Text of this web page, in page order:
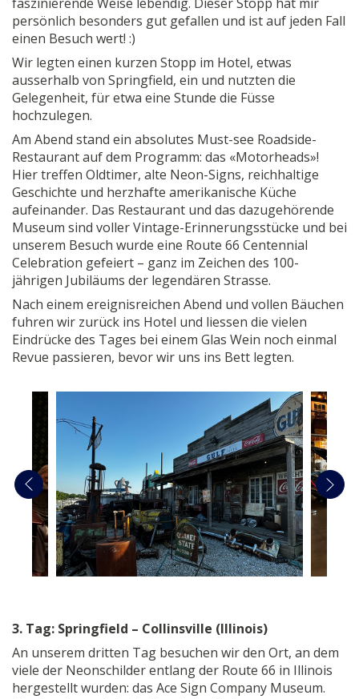
persönlich besonders gut gefallen und ist auf jeden Fall
einen Besuch wert! :)
Wir legten einen kurzen Stopp im Hotel, etwas
ausserhalb von Springfield, ein und nutzten die
Gelegenheit, für etwa eine Stunde die Füsse
hochzulegen.
Am Abend stand ein absolutes Must-see Roadside-
Restaurant auf dem Programm: das «Motorheads»!
Hier treffen Oldtimer, alte Neon-Signs, reichhaltige
Geschichte und herzhafte amerikanische Küche
aufeinander. Das Restaurant und das dazugehörende
Museum sind voller Vintage-Erinnerungsstücke und bei
unserem Besuch wurde eine Route 66 Centennial
Celebration gefeiert – ganz im Zeichen des 100-
jährigen Jubiläums der legendären Strasse.
Nach einem ereignisreichen Abend und vollen Bäuchen
fuhren wir zurück ins Hotel und liessen die vielen
Eindrücke des Tages bei einem Glas Wein noch einmal
Revue passieren, bevor wir uns ins Bett legten.
3. Tag: Springfield – Collinsville (Illinois)
An unserem dritten Tag besuchen wir den Ort, an dem
viele der Neonschilder entlang der Route 66 in Illinois
hergestellt wurden: das Ace Sign Company Museum.